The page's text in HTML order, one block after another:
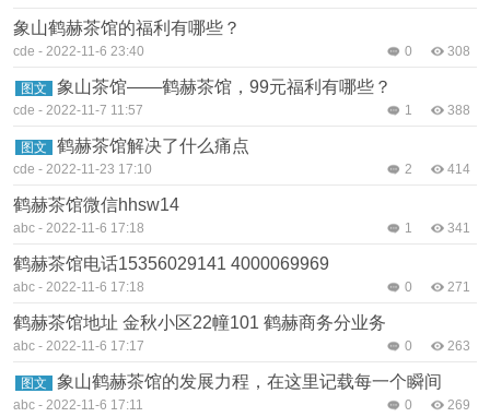
象山鹤赫茶馆的福利有哪些？
cde - 2022-11-6 23:40 308
0
图文 象山茶馆——鹤赫茶馆，99元福利有哪些？
cde - 2022-11-7 11:57 388
1
图文 鹤赫茶馆解决了什么痛点
cde - 2022-11-23 17:10 414
2
鹤赫茶馆微信hhsw14
abc - 2022-11-6 17:18 341
1
鹤赫茶馆电话15356029141 4000069969
abc - 2022-11-6 17:18 271
0
鹤赫茶馆地址 金秋小区22幢101 鹤赫商务分业务
abc - 2022-11-6 17:17 263
0
图文 象山鹤赫茶馆的发展力程，在这里记载每一个瞬间
abc - 2022-11-6 17:11 269
0